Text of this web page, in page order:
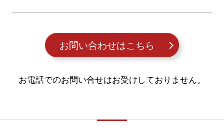
お問い合わせはこちら
お電話でのお問い合せはお受けしておりません。